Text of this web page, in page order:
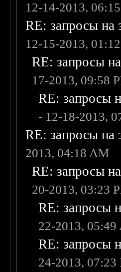
12-14-2013,
RE: запросы на
12-15-2013,
RE: запросы
17-2013, 09:58
RE: запросы
- 12-18-2013,
RE: запросы на
2013, 04:18 AM
RE: запросы
20-2013, 03:23
RE: запросы
22-2013, 05:49
RE: запросы
24-2013, 07:23